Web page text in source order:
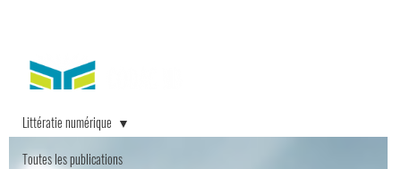
Toutes les publications
Littératie numérique